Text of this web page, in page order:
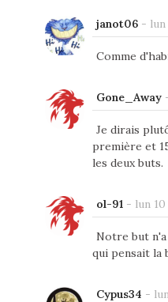
janot06- lun
Comme
Gone_Away
Je dirais
première et
les deux buts.
ol-91 - lun
Notre but
qui pensait la
Cypus34 -